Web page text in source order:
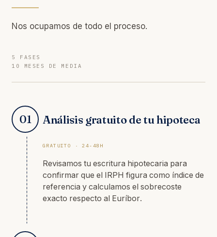
Nos ocupamos de todo el proceso.
5 FASES
10 MESES DE MEDIA
01 Análisis gratuito de tu hipoteca
GRATUITO · 24-48H
Revisamos tu escritura hipotecaria para
confirmar que el IRPH figura como índice de
referencia y calculamos el sobrecoste
exacto respecto al Euríbor.